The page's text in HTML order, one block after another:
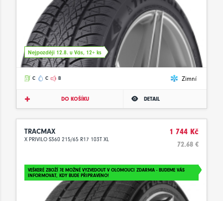
Nejpozději 12.8. u Vás, 12+ ks
C C B Zimní
DO KOŠÍKU DETAIL
TRACMAX
X PRIVILO S360 215/65 R17 103T XL
1 744 Kč
72.68 €
VEŠKERÉ ZBOŽÍ JE MOŽNÉ VYZVEDOUT V OLOMOUCI ZDARMA - BUDEME VÁS
INFORMOVAT, KDY BUDE PŘIPRAVENO!